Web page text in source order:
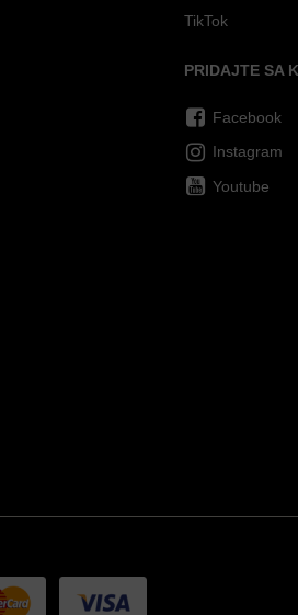
TikTok
PRIDAJTE SA
Facebook
Instagram
Youtube